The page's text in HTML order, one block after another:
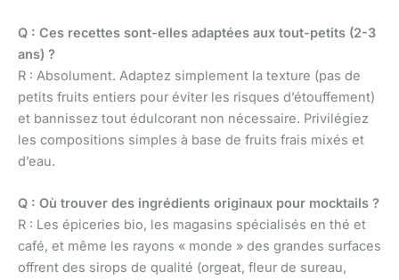
Q : Ces recettes sont-elles adaptées aux tout-petits (2-3
ans) ?
R : Absolument. Adaptez simplement la texture (pas de
petits fruits entiers pour éviter les risques d’étouffement)
et bannissez tout édulcorant non nécessaire. Privilégiez
les compositions simples à base de fruits frais mixés et
d’eau.
Q : Où trouver des ingrédients originaux pour mocktails ?
R : Les épiceries bio, les magasins spécialisés en thé et
café, et même les rayons « monde » des grandes surfaces
offrent des sirops de qualité (orgeat, fleur de sureau,